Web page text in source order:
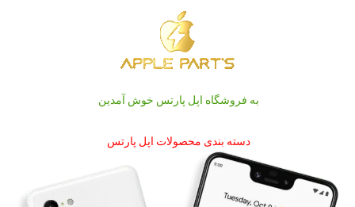
به فروشگاه اپل پارتس خوش آمدین
دسته بندی محصولات اپل پارتس